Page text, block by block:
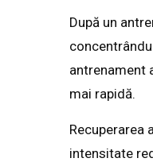
După un
antrenament
mai rapidă.
Recuperarea
intensitate